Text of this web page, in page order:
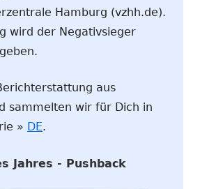
Hamburg (vzhh.de).
wird der Negativsieger
aus
sammelten wir für Dich in
» DE.
Jahres - Pushback